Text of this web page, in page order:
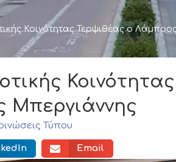
Κοινότητας Τερψιθέας ο
Κοινότητας
Μπεργιάννης
Τύπου
Email